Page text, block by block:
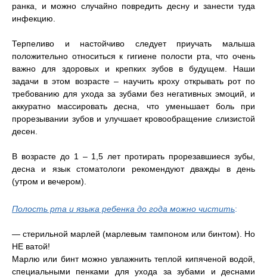
ранка, и можно случайно повредить десну и занести туда
инфекцию.
Терпеливо и настойчиво следует приучать малыша
положительно относиться к гигиене полости рта, что очень
важно для здоровых и крепких зубов в будущем. Наши
задачи в этом возрасте – научить кроху открывать рот по
требованию для ухода за зубами без негативных эмоций, и
аккуратно массировать десна, что уменьшает боль при
прорезывании зубов и улучшает кровообращение слизистой
десен.
В возрасте до 1 – 1,5 лет протирать прорезавшиеся зубы,
десна и язык стоматологи рекомендуют дважды в день
(утром и вечером).
Полость рта и языка ребенка до года можно чистить:
— стерильной марлей (марлевым тампоном или бинтом). Но
НЕ ватой!
Марлю или бинт можно увлажнить теплой кипяченой водой,
специальными пенками для ухода за зубами и деснами